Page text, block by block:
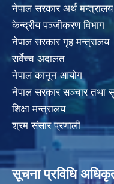
नेपाल सरकार अर्थ मन्त्रालय
केन्द्रीय पञ्जीकरण विभाग
नेपाल सरकार गृह मन्त्रालय
सर्वेच्च अदालत
नेपाल कानून आयोग
नेपाल सरकार सञ्चार तथा
शिक्षा मन्त्रालय
श्रम संसार प्रणाली
सूचना प्रविधि